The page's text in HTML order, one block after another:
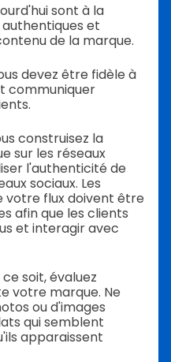
sont à la
et
de la marque.
devez être fidèle à
communiquer
construisez la
sur les réseaux
l'authenticité de
sociaux. Les
votre flux doivent être
afin que les clients
et interagir avec
soit, évaluez
votre marque. Ne
ou d'images
qui semblent
apparaissent